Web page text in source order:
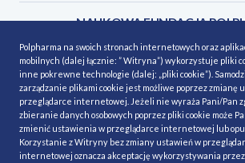
NAUKOWA FUNDACJA
KONTAKT
POLITYKA COOKIES
Polityka
Polpharma na swoich stronach internetowych oraz
mobilnych (dalej łącznie: ” Witryna”) wykorzystuje pliki
inne pokrewne technologie (dalej: „pliki cookie”).
zarządzanie plikami cookie jest możliwe poprzez zmianę
przeglądarce internetowej. Jeżeli nie wyraża Pani/Pan
zbieranie danych osobowych poprzez pliki cookie może
zmienić ustawienia w przeglądarce internetowej lub
Korzystanie z Witryny bez zmiany ustawień w
internetowej oznacza akceptację wykorzystywania przez